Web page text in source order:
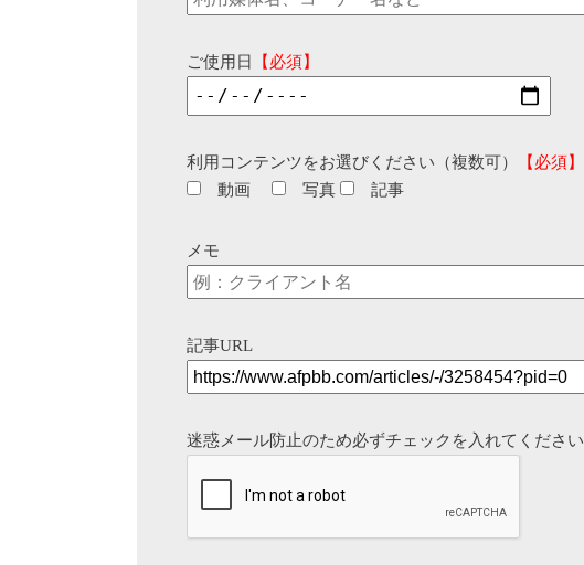
ご使用日 【必須】
利用コンテンツをお選びください（複数可）
【必須】
動画
写真 記事
メモ
記事URL
迷惑メール防止のため必ずチェックを入れてください